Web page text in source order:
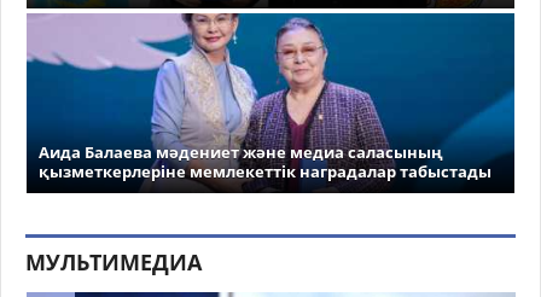
Аида Балаева мәдениет және медиа саласының
қызметкерлеріне мемлекеттік наградалар табыстады
МУЛЬТИМЕДИА